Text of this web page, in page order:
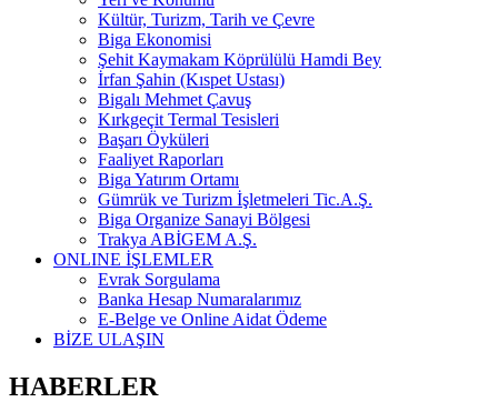
Kültür, Turizm, Tarih ve Çevre
Biga Ekonomisi
Şehit Kaymakam Köprülülü Hamdi Bey
İrfan Şahin (Kıspet Ustası)
Bigalı Mehmet Çavuş
Kırkgeçit Termal Tesisleri
Başarı Öyküleri
Faaliyet Raporları
Biga Yatırım Ortamı
Gümrük ve Turizm İşletmeleri Tic.A.Ş.
Biga Organize Sanayi Bölgesi
Trakya ABİGEM A.Ş.
ONLINE İŞLEMLER
Evrak Sorgulama
Banka Hesap Numaralarımız
E-Belge ve Online Aidat Ödeme
BİZE ULAŞIN
HABERLER